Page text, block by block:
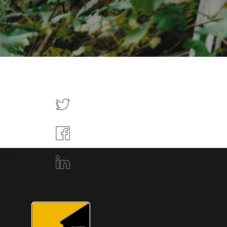
Tweettaa
Facebookissa
Jaa